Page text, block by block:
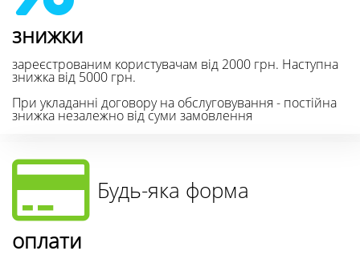
знижки
зареєстрованим користувачам від 2000 грн. Наступна
знижка від 5000 грн.
При укладанні договору на обслуговування - постійна
знижка незалежно від суми замовлення
Будь-яка форма
оплати